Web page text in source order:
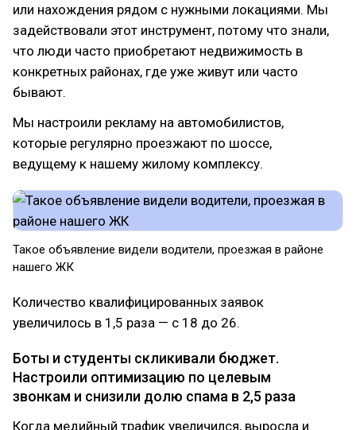
или нахождения рядом с нужными локациями. Мы
задействовали этот инструмент, потому что знали,
что люди часто приобретают недвижимость в
конкретных районах, где уже живут или часто
бывают.
Мы настроили рекламу на автомобилистов,
которые регулярно проезжают по шоссе,
ведущему к нашему жилому комплексу.
Такое объявление видели водители, проезжая в районе
нашего ЖК
Количество квалифицированных заявок
увеличилось в 1,5 раза — с 18 до 26.
Боты и студенты скликивали бюджет.
Настроили оптимизацию по целевым
звонкам и снизили долю спама в 2,5 раза
Когда медийный трафик увеличился, выросла и